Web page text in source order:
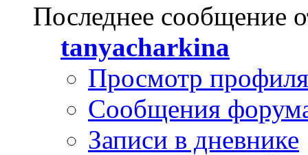
Последнее сообщение
tanyacharkina
Просмотр профиля
Сообщения
Записи в дневнике